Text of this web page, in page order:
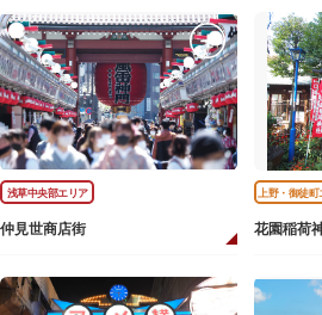
浅草中央部エリア
仲見世商店街
上野・御徒町
花園稲荷